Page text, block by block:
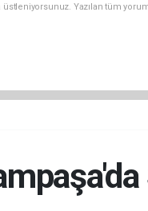
üstleniyorsunuz. Yazılan tüm